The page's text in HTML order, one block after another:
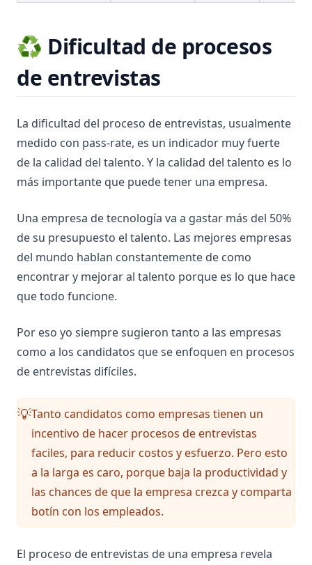
♻️ Dificultad de procesos
de entrevistas
La dificultad del proceso de entrevistas, usualmente
medido con pass-rate, es un indicador muy fuerte
de la calidad del talento. Y la calidad del talento es lo
más importante que puede tener una empresa.
Una empresa de tecnología va a gastar más del 50%
de su presupuesto el talento. Las mejores empresas
del mundo hablan constantemente de como
encontrar y mejorar al talento porque es lo que hace
que todo funcione.
Por eso yo siempre sugieron tanto a las empresas
como a los candidatos que se enfoquen en procesos
de entrevistas difíciles.
💡Tanto candidatos como empresas tienen un
incentivo de hacer procesos de entrevistas
faciles, para reducir costos y esfuerzo. Pero esto
a la larga es caro, porque baja la productividad y
las chances de que la empresa crezca y comparta
botín con los empleados.
El proceso de entrevistas de una empresa revela